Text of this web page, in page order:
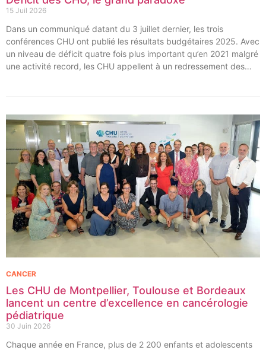
15 Juil 2026
Dans un communiqué datant du 3 juillet dernier, les trois
conférences CHU ont publié les résultats budgétaires 2025. Avec
un niveau de déficit quatre fois plus important qu’en 2021 malgré
une activité record, les CHU appellent à un redressement des
Les CHU de Montpellier, Toulouse et Bordeaux
lancent un centre d’excellence en cancérologie
pédiatrique
30 Juin 2026
CANCER
Chaque année en France, plus de 2 200 enfants et adolescents